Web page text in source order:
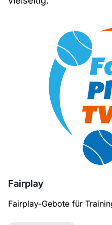
Fairplay
Fairplay-Gebote für